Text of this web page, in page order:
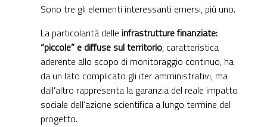
Sono tre gli elementi interessanti emersi, più uno.
La particolarità delle infrastrutture finanziate:
“piccole” e diffuse sul territorio, caratteristica
aderente allo scopo di monitoraggio continuo, ha
da un lato complicato gli iter amministrativi, ma
dall’altro rappresenta la garanzia del reale impatto
sociale dell’azione scientifica a lungo termine del
progetto.